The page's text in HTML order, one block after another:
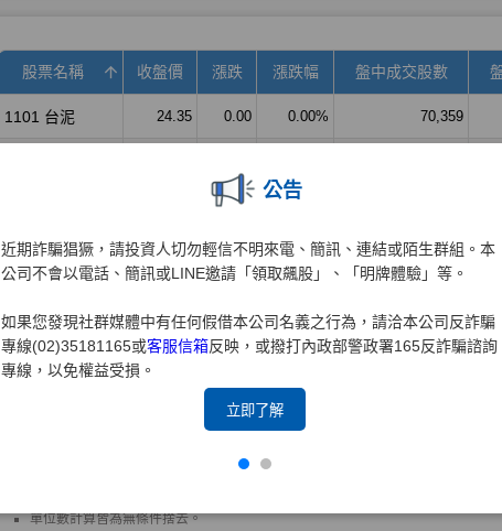
公告
近期詐騙猖獗，請投資人切勿輕信不明來電、簡訊、連結或陌生群組。本
公司不會以電話、簡訊或LINE邀請「領取飆股」、「明牌體驗」等。
如果您發現社群媒體中有任何假借本公司名義之行為，請洽本公司反詐騙
專線(02)35181165或客服信箱反映，或撥打內政部警政署165反詐騙諮詢
專線，以免權益受損。
立即了解